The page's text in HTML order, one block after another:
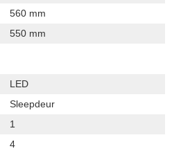
560 mm
550 mm
LED
Sleepdeur
1
4